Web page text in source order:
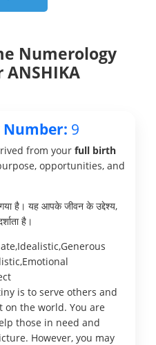
Numerology
Number: 9
from your full birth
opportunities, and
है। यह आपके जीवन के उद्देश्य,
है।
is to serve others and
on the world. You are
those in need and
However, you may